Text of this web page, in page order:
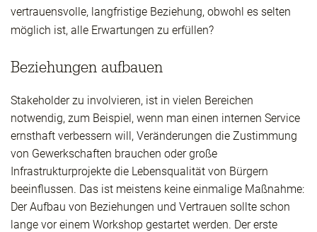
vertrauensvolle, langfristige Beziehung, obwohl es selten
möglich ist, alle Erwartungen zu erfüllen?
Beziehungen aufbauen
Stakeholder zu involvieren, ist in vielen Bereichen
notwendig, zum Beispiel, wenn man einen internen Service
ernsthaft verbessern will, Veränderungen die Zustimmung
von Gewerkschaften brauchen oder große
Infrastrukturprojekte die Lebensqualität von Bürgern
beeinflussen. Das ist meistens keine einmalige Maßnahme:
Der Aufbau von Beziehungen und Vertrauen sollte schon
lange vor einem Workshop gestartet werden. Der erste